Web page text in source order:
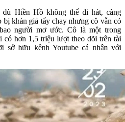
Hiền Hồ không thể đi hát, càng
bị khán giả tẩy chay nhưng cô vẫn có
người mơ ước. Cô là một trong
hơn 1,5 triệu lượt theo dõi trên tài
sở hữu kênh Youtube cá nhân với